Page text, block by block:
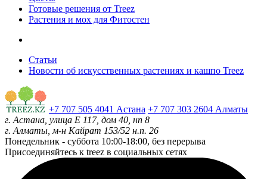
Готовые решения от Treez
Растения и мох для Фитостен
Статьи
Новости об искусственных растениях и кашпо Treez
+7 707 505 4041 Астана +7 707 303 2604 Алматы
г. Астана, улица Е 117, дом 40, нп 8
г. Алматы, м-н Кайрат 153/52 н.п. 26
Понедельник - суббота 10:00-18:00, без перерыва
Присоединяйтесь к treez в социальных сетях